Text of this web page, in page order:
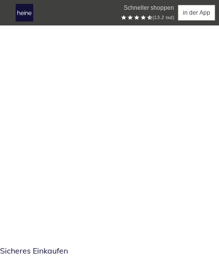
Schneller shoppen
(13.2 tsd)
in der App
Sicheres Einkaufen